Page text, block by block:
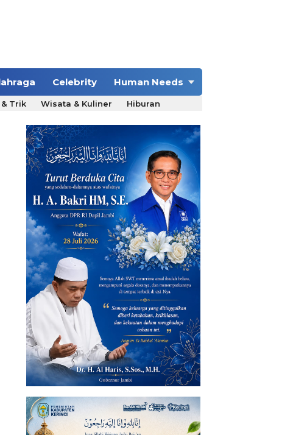
Celebrity Human Needs
Trik Wisata & Kuliner Hiburan